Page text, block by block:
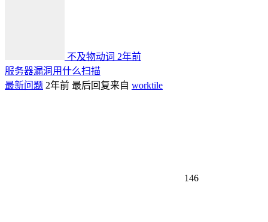
不及物动词 2年前
服务器漏洞用什么扫描
最新问题 2年前 最后回复来自 worktile
146